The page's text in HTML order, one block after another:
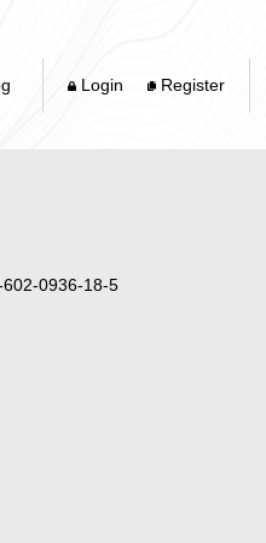
Login Register
0936-18-5